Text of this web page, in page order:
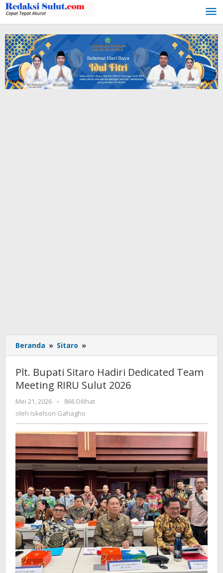
Lewati
ke
konten
Beranda » Sitaro »
Bupati
Hadiri
Dedicated
Team
Plt. Bupati Sitaro Hadiri Dedicated Team
Meeting RIRU Sulut 2026
Mei 21, 2026
oleh
Iskelson
Gahagho
-
866 Dilihat
oleh Iskelson Gahagho